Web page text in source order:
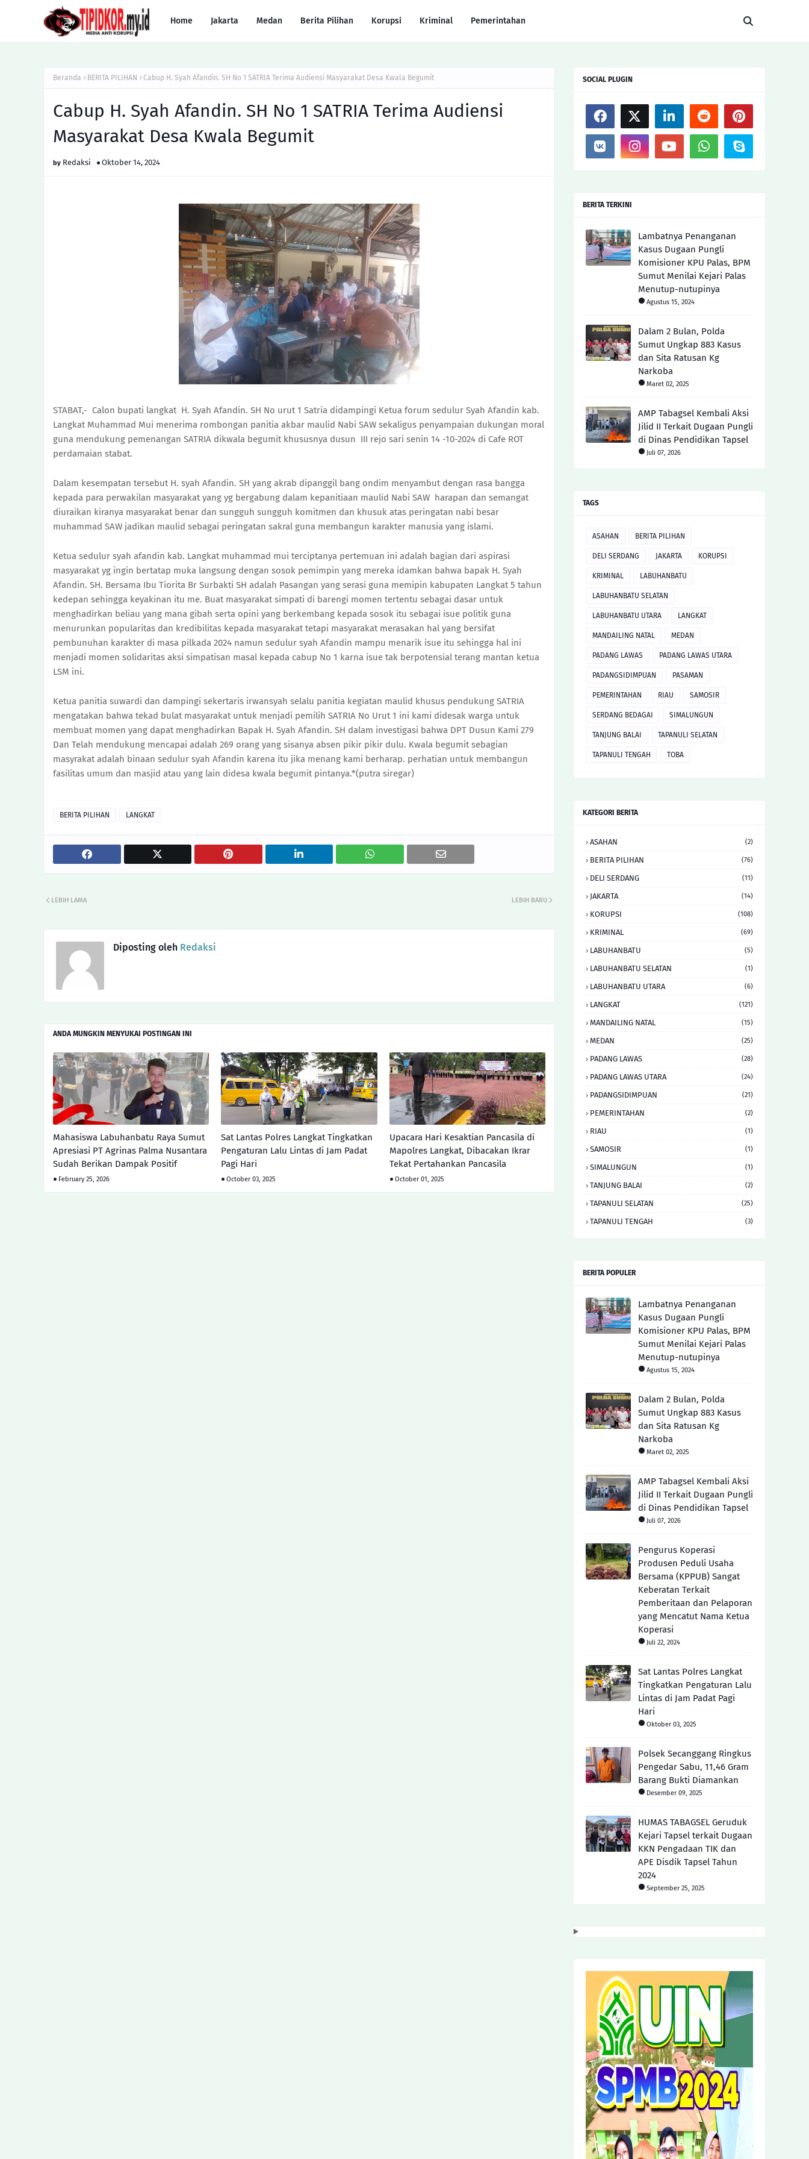
Home Jakarta Medan Berita Pilihan Korupsi Kriminal Pemerintahan
Beranda BERITA PILIHAN Cabup H. Syah Afandin. SH No 1 SATRIA Terima Audiensi Masyarakat Desa Kwala Begumit
Cabup H. Syah Afandin. SH No 1 SATRIA Terima Audiensi
Masyarakat Desa Kwala Begumit
Redaksi Oktober 14, 2024
STABAT,- Calon bupati langkat H. Syah Afandin. SH No urut 1 Satria didampingi Ketua forum sedulur Syah Afandin kab.
Langkat Muhammad Mui menerima rombongan panitia akbar maulid Nabi SAW sekaligus penyampaian dukungan moral
guna mendukung pemenangan SATRIA dikwala begumit khususnya dusun III rejo sari senin 14 -10-2024 di Cafe ROT
perdamaian stabat.
Dalam kesempatan tersebut H. syah Afandin. SH yang akrab dipanggil bang ondim menyambut dengan rasa bangga
kepada para perwakilan masyarakat yang yg bergabung dalam kepanitiaan maulid Nabi SAW harapan dan semangat
diuraikan kiranya masyarakat benar dan sungguh sungguh komitmen dan khusuk atas peringatan nabi besar
muhammad SAW jadikan maulid sebagai peringatan sakral guna membangun karakter manusia yang islami.
Ketua sedulur syah afandin kab. Langkat muhammad mui terciptanya pertemuan ini adalah bagian dari aspirasi
masyarakat yg ingin bertatap muka langsung dengan sosok pemimpin yang mereka idamkan bahwa bapak H. Syah
Afandin. SH. Bersama Ibu Tiorita Br Surbakti SH adalah Pasangan yang serasi guna memipin kabupaten Langkat 5 tahun
kedepan sehingga keyakinan itu me. Buat masyarakat simpati di barengi momen tertentu sebagai dasar untuk
menghadirkan beliau yang mana gibah serta opini yang berkembang kepada sosok itu sebagai isue politik guna
menurunkan popularitas dan kredibilitas kepada masyarakat tetapi masyarakat merasakan hal yang bersifat
pembunuhan karakter di masa pilkada 2024 namun sedulur syah Afandin mampu menarik isue itu sehingga hal ini
menjadi momen solidaritas aksi simpatisan masal kepada cabup No 1 karna isue tak berpotensial terang mantan ketua
LSM ini.
Ketua panitia suwardi dan dampingi sekertaris irwansyah selalu panitia kegiatan maulid khusus pendukung SATRIA
mengatakan bahwa tekad bulat masyarakat untuk menjadi pemilih SATRIA No Urut 1 ini kami didesak warga untuk
membuat momen yang dapat menghadirkan Bapak H. Syah Afandin. SH dalam investigasi bahwa DPT Dusun Kami 279
Dan Telah mendukung mencapai adalah 269 orang yang sisanya absen pikir pikir dulu. Kwala begumit sebagian
masyrakat adalah binaan sedulur syah Afandin karena itu jika menang kami berharap. perhatian untuk membangun
fasilitas umum dan masjid atau yang lain didesa kwala begumit pintanya.*(putra siregar)
BERITA PILIHAN LANGKAT
LEBIH BARU
LEBIH LAMA
Diposting oleh Redaksi
ANDA MUNGKIN MENYUKAI POSTINGAN INI
Mahasiswa Labuhanbatu Raya Sumut
Apresiasi PT Agrinas Palma Nusantara
Sudah Berikan Dampak Positif
February 25, 2026
Sat Lantas Polres Langkat Tingkatkan
Pengaturan Lalu Lintas di Jam Padat
Pagi Hari
October 03, 2025
Upacara Hari Kesaktian Pancasila di
Mapolres Langkat, Dibacakan Ikrar
Tekat Pertahankan Pancasila
October 01, 2025
SOCIAL PLUGIN
BERITA TERKINI
Lambatnya Penanganan
Kasus Dugaan Pungli
Komisioner KPU Palas, BPM
Sumut Menilai Kejari Palas
Menutup-nutupinya
Agustus 15, 2024
Dalam 2 Bulan, Polda
Sumut Ungkap 883 Kasus
dan Sita Ratusan Kg
Narkoba
Maret 02, 2025
AMP Tabagsel Kembali Aksi
Jilid II Terkait Dugaan Pungli
di Dinas Pendidikan Tapsel
Juli 07, 2026
TAGS
ASAHAN BERITA PILIHAN
DELI SERDANG JAKARTA KORUPSI
KRIMINAL LABUHANBATU
LABUHANBATU SELATAN
LABUHANBATU UTARA LANGKAT
MANDAILING NATAL MEDAN
PADANG LAWAS PADANG LAWAS UTARA
PADANGSIDIMPUAN PASAMAN
PEMERINTAHAN RIAU SAMOSIR
SERDANG BEDAGAI SIMALUNGUN
TANJUNG BALAI TAPANULI SELATAN
TAPANULI TENGAH TOBA
KATEGORI BERITA
ASAHAN (2)
BERITA PILIHAN (76)
DELI SERDANG (11)
JAKARTA (14)
KORUPSI (108)
KRIMINAL (69)
LABUHANBATU (5)
LABUHANBATU SELATAN (1)
LABUHANBATU UTARA (6)
LANGKAT (121)
MANDAILING NATAL (15)
MEDAN (25)
PADANG LAWAS (28)
PADANG LAWAS UTARA (24)
PADANGSIDIMPUAN (21)
PEMERINTAHAN (2)
RIAU (1)
SAMOSIR (1)
SIMALUNGUN (1)
TANJUNG BALAI (2)
TAPANULI SELATAN (25)
TAPANULI TENGAH (3)
BERITA POPULER
Lambatnya Penanganan
Kasus Dugaan Pungli
Komisioner KPU Palas, BPM
Sumut Menilai Kejari Palas
Menutup-nutupinya
Agustus 15, 2024
Dalam 2 Bulan, Polda
Sumut Ungkap 883 Kasus
dan Sita Ratusan Kg
Narkoba
Maret 02, 2025
AMP Tabagsel Kembali Aksi
Jilid II Terkait Dugaan Pungli
di Dinas Pendidikan Tapsel
Juli 07, 2026
Pengurus Koperasi
Produsen Peduli Usaha
Bersama (KPPUB) Sangat
Keberatan Terkait
Pemberitaan dan Pelaporan
yang Mencatut Nama Ketua
Koperasi
Juli 22, 2024
Sat Lantas Polres Langkat
Tingkatkan Pengaturan Lalu
Lintas di Jam Padat Pagi
Hari
Oktober 03, 2025
Polsek Secanggang Ringkus
Pengedar Sabu, 11,46 Gram
Barang Bukti Diamankan
Desember 09, 2025
HUMAS TABAGSEL Geruduk
Kejari Tapsel terkait Dugaan
KKN Pengadaan TIK dan
APE Disdik Tapsel Tahun
2024
September 25, 2025